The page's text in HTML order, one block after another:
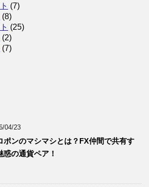
(7)
(8)
(25)
(2)
(7)
04/23
ポンのマシマシとは？FX仲間で共有す
惑の通貨ペア！